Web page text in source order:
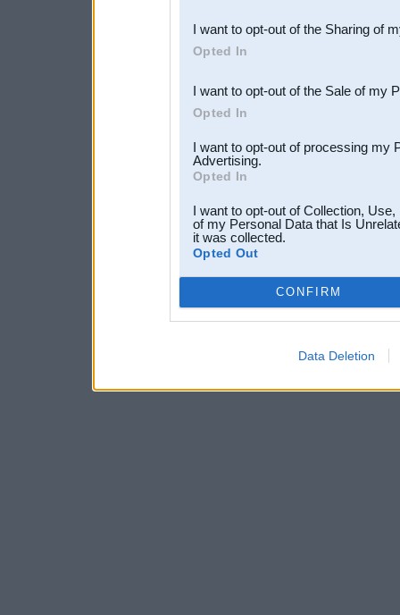
Downstream Participants
third parties.
I want to opt-out of the Sharing of
Opted In
I want to opt-out of the Sale of my
Opted In
I want to opt-out of processing my
Advertising.
Opted In
I want to opt-out of Collection,
of my Personal Data that Is
it was collected.
Opted Out
CONFIRM
Data Deletion